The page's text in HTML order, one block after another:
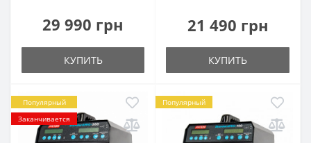
29 990 грн
КУПИТЬ
21 490 грн
КУПИТЬ
Популярный
Заканчивается
Популярный